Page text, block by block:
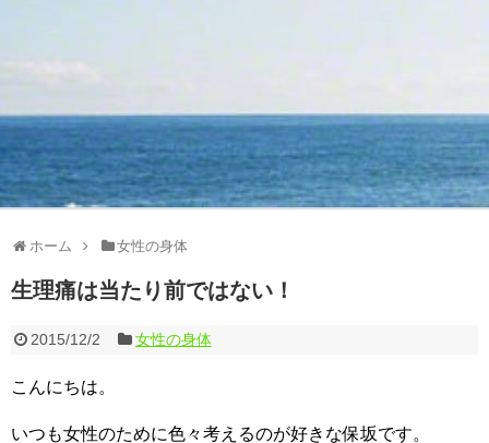
ホーム 女性の身体
生理痛は当たり前ではない！
2015/12/2 女性の身体
こんにちは。
いつも女性のために色々考えるのが好きな保坂です。